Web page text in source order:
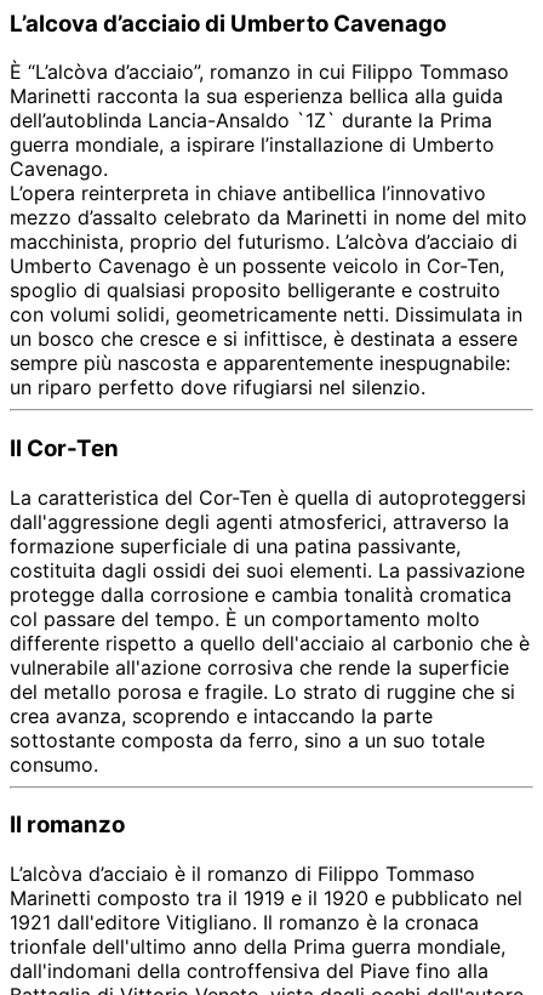
L’alcova d’acciaio di Umberto Cavenago
È “L’alcòva d’acciaio”, romanzo in cui Filippo Tommaso
Marinetti racconta la sua esperienza bellica alla guida
dell’autoblinda Lancia-Ansaldo `1Z` durante la Prima
guerra mondiale, a ispirare l’installazione di Umberto
Cavenago.
L’opera reinterpreta in chiave antibellica l’innovativo
mezzo d’assalto celebrato da Marinetti in nome del mito
macchinista, proprio del futurismo. L’alcòva d’acciaio di
Umberto Cavenago è un possente veicolo in Cor-Ten,
spoglio di qualsiasi proposito belligerante e costruito
con volumi solidi, geometricamente netti. Dissimulata in
un bosco che cresce e si infittisce, è destinata a essere
sempre più nascosta e apparentemente inespugnabile:
un riparo perfetto dove rifugiarsi nel silenzio.
Il Cor-Ten
La caratteristica del Cor-Ten è quella di autoproteggersi
dall'aggressione degli agenti atmosferici, attraverso la
formazione superficiale di una patina passivante,
costituita dagli ossidi dei suoi elementi. La passivazione
protegge dalla corrosione e cambia tonalità cromatica
col passare del tempo. È un comportamento molto
differente rispetto a quello dell'acciaio al carbonio che è
vulnerabile all'azione corrosiva che rende la superficie
del metallo porosa e fragile. Lo strato di ruggine che si
crea avanza, scoprendo e intaccando la parte
sottostante composta da ferro, sino a un suo totale
consumo.
Il romanzo
L’alcòva d’acciaio è il romanzo di Filippo Tommaso
Marinetti composto tra il 1919 e il 1920 e pubblicato nel
1921 dall'editore Vitigliano. Il romanzo è la cronaca
trionfale dell'ultimo anno della Prima guerra mondiale,
dall'indomani della controffensiva del Piave fino alla